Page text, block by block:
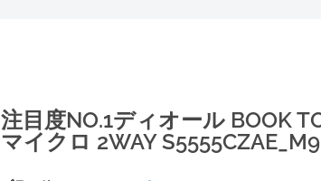
注目度NO.1ディオール BOOK
マイクロ 2WAY